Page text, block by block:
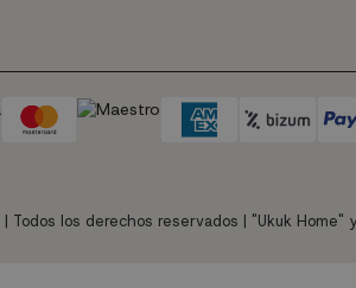
Todos los derechos reservados | "Ukuk